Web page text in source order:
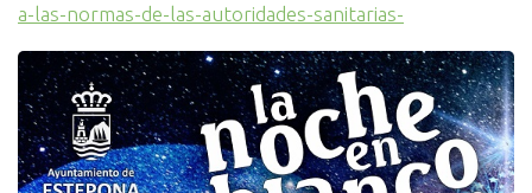
a-las-normas-de-las-autoridades-sanitarias-